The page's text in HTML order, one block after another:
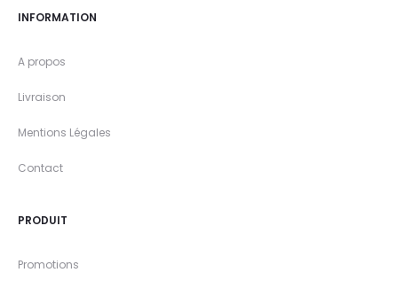
INFORMATION
A propos
Livraison
Mentions Légales
Contact
PRODUIT
Promotions